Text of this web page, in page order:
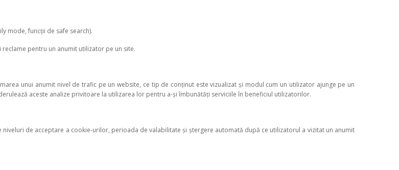
mode, funcții de safe search).
pentru un anumit utilizator pe un site.
unui anumit nivel de trafic pe un website, ce tip de conținut este vizualizat și modul cum un utilizator ajunge pe un
aceste analize privitoare la utilizarea lor pentru a-și îmbunătăți serviciile în beneficiul utilizatorilor.
de acceptare a cookie-urilor, perioada de valabilitate și ștergere automată după ce utilizatorul a vizitat un anumit